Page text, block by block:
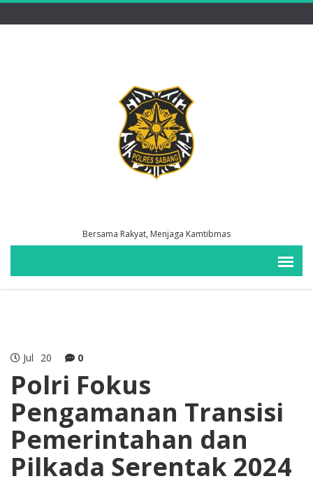
Bersama Rakyat, Menjaga Kamtibmas
Jul 20 0
Polri Fokus
Pengamanan Transisi
Pemerintahan dan
Pilkada Serentak 2024